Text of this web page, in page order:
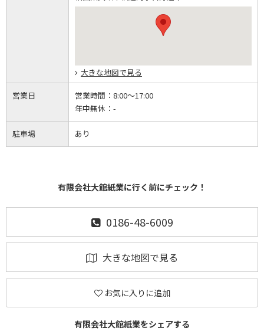
大きな地図で見る
営業日 営業時間： 8:00～17:00
年中無休： -
駐車場 あり
有限会社大館紙業に行く前にチェック！
0186-48-6009
大きな地図で見る
お気に入りに追加
有限会社大館紙業をシェアする